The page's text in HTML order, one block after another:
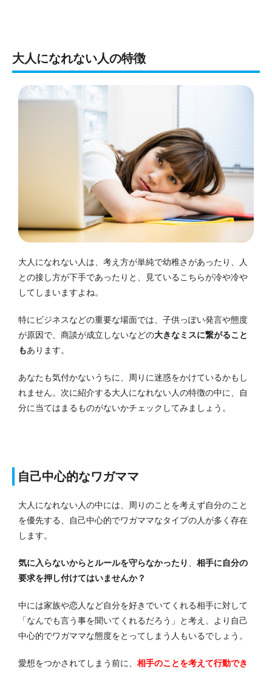
大人になれない人の特徴
大人になれない人は、考え方が単純で幼稚さがあったり、人
との接し方が下手であったりと、見ているこちらが冷や冷や
してしまいますよね。
特にビジネスなどの重要な場面では、子供っぽい発言や態度
が原因で、商談が成立しないなどの大きなミスに繋がること
もあります。
あなたも気付かないうちに、周りに迷惑をかけているかもし
れません。次に紹介する大人になれない人の特徴の中に、自
分に当てはまるものがないかチェックしてみましょう。
自己中心的なワガママ
大人になれない人の中には、周りのことを考えず自分のこと
を優先する、自己中心的でワガママなタイプの人が多く存在
します。
気に入らないからとルールを守らなかったり
相手に自分の
要求を押し付けてはいませんか？
中には家族や恋人など自分を好きでいてくれる相手に対して
「なんでも言う事を聞いてくれるだろう」と考え、より自己
中心的でワガママな態度をとってしまう人もいるでしょう。
愛想をつかされてしまう前に、 相手のことを考えて行動でき